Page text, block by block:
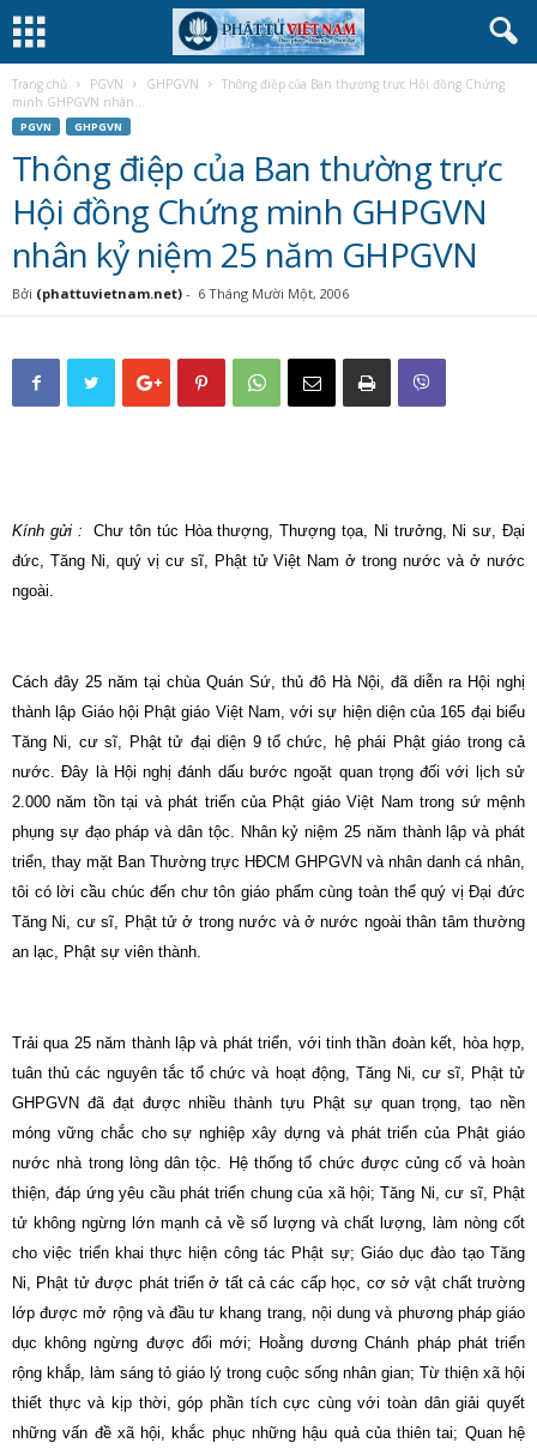
Trang chủ PGVN GHPGVN
Thông điệp của Ban thường trực Hội đồng Chứng
minh GHPGVN nhân...
PGVN GHPGVN
Thông điệp của Ban thường trực
Hội đồng Chứng minh GHPGVN
nhân kỷ niệm 25 năm GHPGVN
Bởi (phattuvietnam.net) - 6 Tháng Mười Một, 2006
Kính gửi :
Chư tôn túc Hòa thượng, Thượng tọa, Ni trưởng, Ni sư, Đại
đức, Tăng Ni, quý vị cư sĩ, Phật tử Việt Nam ở trong nước và ở nước
ngoài.
Cách đây 25 năm tại chùa Quán Sứ, thủ đô Hà Nội, đã diễn ra Hội nghị
thành lập Giáo hội Phật giáo Việt Nam, với sự hiện diện của 165 đại biểu
Tăng Ni, cư sĩ, Phật tử đại diện 9 tổ chức, hệ phái Phật giáo trong cả
nước. Đây là Hội nghị đánh dấu bước ngoặt quan trọng đối với lịch sử
2.000 năm tồn tại và phát triển của Phật giáo Việt Nam trong sứ mệnh
phụng sự đạo pháp và dân tộc. Nhân kỷ niệm 25 năm thành lập và phát
triển, thay mặt Ban Thường trực HĐCM GHPGVN và nhân danh cá nhân,
tôi có lời cầu chúc đến chư tôn giáo phẩm cùng toàn thể quý vị Đại đức
Tăng Ni, cư sĩ, Phật tử ở trong nước và ở nước ngoài thân tâm thường
an lạc, Phật sự viên thành.
Trải qua 25 năm thành lập và phát triển, với tinh thần đoàn kết, hòa hợp,
tuân thủ các nguyên tắc tổ chức và hoạt động, Tăng Ni, cư sĩ, Phật tử
GHPGVN đã đạt được nhiều thành tựu Phật sự quan trọng, tạo nền
móng vững chắc cho sự nghiệp xây dựng và phát triển của Phật giáo
nước nhà trong lòng dân tộc. Hệ thống tổ chức được củng cố và hoàn
thiện, đáp ứng yêu cầu phát triển chung của xã hội; Tăng Ni, cư sĩ, Phật
tử không ngừng lớn mạnh cả về số lượng và chất lượng, làm nòng cốt
cho việc triển khai thực hiện công tác Phật sự; Giáo dục đào tạo Tăng
Ni, Phật tử được phát triển ở tất cả các cấp học, cơ sở vật chất trường
lớp được mở rộng và đầu tư khang trang, nội dung và phương pháp giáo
dục không ngừng được đổi mới; Hoằng dương Chánh pháp phát triển
rộng khắp, làm sáng tỏ giáo lý trong cuộc sống nhân gian; Từ thiện xã hội
thiết thực và kịp thời, góp phần tích cực cùng với toàn dân giải quyết
những vấn đề xã hội, khắc phục những hậu quả của thiên tai; Quan hệ